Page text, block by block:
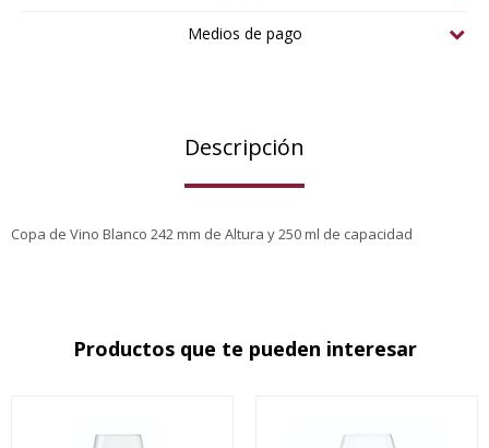
Medios de pago
Descripción
Copa de Vino Blanco 242 mm de Altura y 250 ml de capacidad
Productos que te pueden interesar